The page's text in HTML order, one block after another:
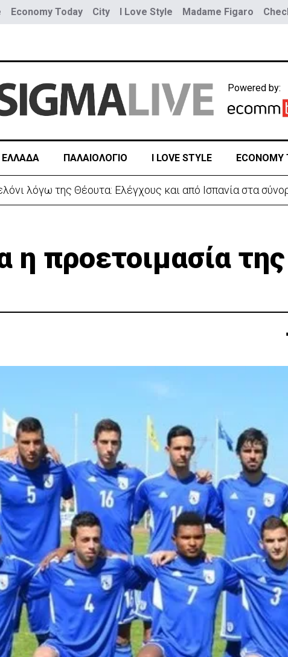
Economy Today City I Love Style Madame Figaro
Powered by:
ΕΛΛΑΔΑ ΠΑΛΑΙΟΛΟΓΙΟ I LOVE STYLE ECONOMY
λόγω της Θέουτα: Ελέγχους και από Ισπανία στα
η προετοιμασία της